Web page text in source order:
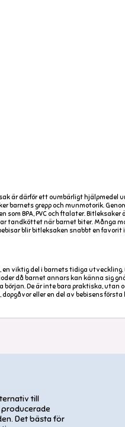
är därför ett oumbärligt hjälpmedel
barnets grepp och munmotorik.
BPA, PVC och ftalater. Bitleksaker
tandköttet när barnet biter. Många
blir bitleksaken snabbt en favorit
viktig del i barnets tidiga utveckling.
då barnet annars kan känna sig
De är inte bara praktiska, utan
eller en del av bebisens första
till
Det bästa för